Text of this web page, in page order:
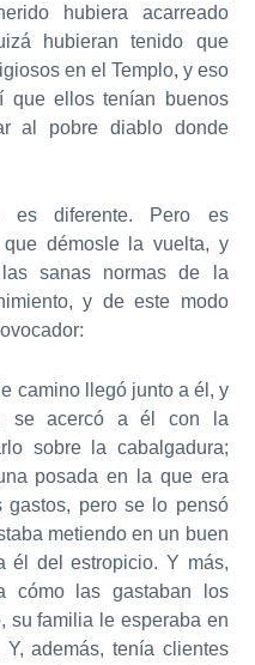
hubiera acarreado
hubieran tenido que
en el Templo, y eso
que ellos tenían buenos
al pobre diablo donde
es diferente. Pero es
que démosle la vuelta, y
sanas normas de la
y de este modo
camino llegó junto a él, y
se acercó a él con la
sobre la cabalgadura;
posada en la que era
pero se lo pensó
metiendo en un buen
él del estropicio. Y más,
cómo las gastaban los
su familia le esperaba en
además, tenía clientes